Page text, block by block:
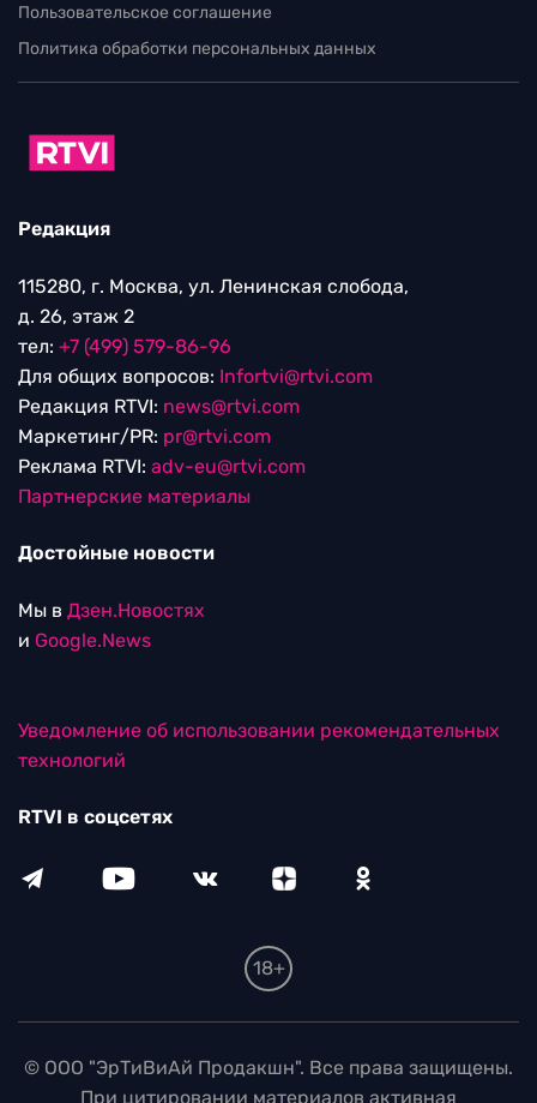
Пользовательское соглашение
Политика обработки персональных данных
Редакция
115280, г. Москва, ул. Ленинская слобода,
д. 26, этаж 2
тел: +7 (499) 579-86-96
Для общих вопросов: Infortvi@rtvi.com
Редакция RTVI: news@rtvi.com
Маркетинг/PR: pr@rtvi.com
Реклама RTVI: adv-eu@rtvi.com
Партнерские материалы
Достойные новости
Мы в Дзен.Новостях
и Google.News
Уведомление об использовании рекомендательных
технологий
RTVI в соцсетях
18+
© ООО "ЭрТиВиАй Продакшн". Все права защищены.
При цитировании материалов активная